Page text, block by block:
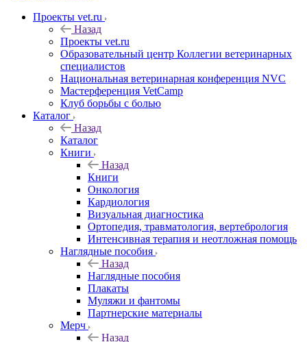
Проекты vet.ru
Назад
Проекты vet.ru
Образовательный центр Коллегии ветеринарных
специалистов
Национальная ветеринарная конференция NVC
Мастерференция VetCamp
Клуб борьбы с болью
Каталог
Назад
Каталог
Книги
Назад
Книги
Онкология
Кардиология
Визуальная диагностика
Ортопедия, травматология, вертебрология
Интенсивная терапия и неотложная помощь
Наглядные пособия
Назад
Наглядные пособия
Плакаты
Муляжи и фантомы
Партнерские материалы
Мерч
Назад